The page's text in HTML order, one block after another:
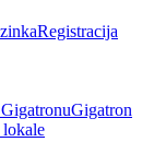
Registracija
Gigatron